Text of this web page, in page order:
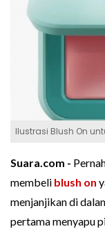
Ilustrasi Blush On
Suara.com -
membeli blush on
menjanjikan di
pertama menyapu